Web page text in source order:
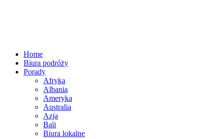
Home
Biura podróży
Porady
Afryka
Albania
Ameryka
Australia
Azja
Bali
Biura lokalne